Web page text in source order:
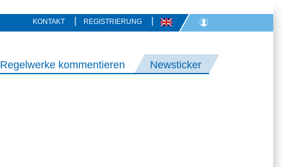
KONTAKT REGISTRIERUNG
Regelwerke kommentieren Newsticker